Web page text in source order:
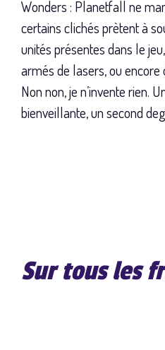
Wonders : Planetfall ne
certains clichés prètent à
unités présentes dans le
armés de lasers, ou
Non non, je n’invente rien.
bienveillante, un second
Sur tous les